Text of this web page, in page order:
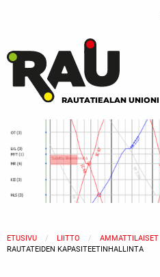
RAUTATIEALAN UNIONI
ETUSIVU LIITTO
AMMATTILAISET
RAUTATEIDEN KAPASITEETINHALLINTA